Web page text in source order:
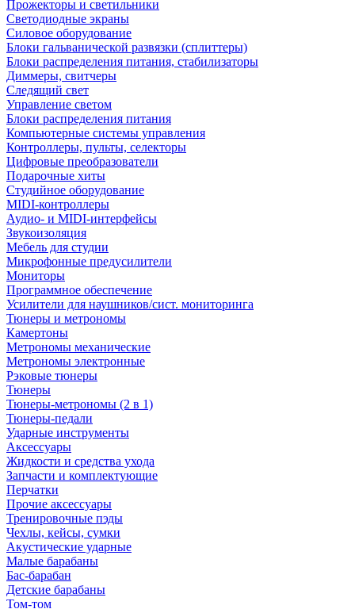
Прожекторы и светильники
Светодиодные экраны
Силовое оборудование
Блоки гальванической развязки (сплиттеры)
Блоки распределения питания, стабилизаторы
Диммеры, свитчеры
Следящий свет
Управление светом
Блоки распределения питания
Компьютерные системы управления
Контроллеры, пульты, селекторы
Цифровые преобразователи
Подарочные хиты
Студийное оборудование
MIDI-контроллеры
Аудио- и MIDI-интерфейсы
Звукоизоляция
Мебель для студии
Микрофонные предусилители
Мониторы
Программное обеспечение
Усилители для наушников/сист. мониторинга
Тюнеры и метрономы
Камертоны
Метрономы механические
Метрономы электронные
Рэковые тюнеры
Тюнеры
Тюнеры-метрономы (2 в 1)
Тюнеры-педали
Ударные инструменты
Аксессуары
Жидкости и средства ухода
Запчасти и комплектующие
Перчатки
Прочие аксессуары
Тренировочные пэды
Чехлы, кейсы, сумки
Акустические ударные
Mалые барабаны
Бас-барабан
Детские барабаны
Том-том